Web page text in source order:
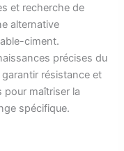
et recherche de
alternative
ciment.
précises du
résistance et
pour maîtriser la
spécifique.